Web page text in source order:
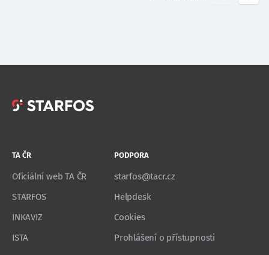
TA ČR
Oficiální web TA ČR
STARFOS
INKAVIZ
ISTA
PODPORA
starfos@tacr.cz
Helpdesk
Cookies
Prohlášení o přístupnosti